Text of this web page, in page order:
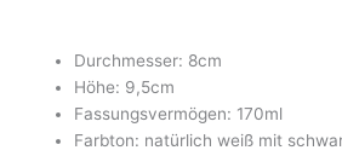
Durchmesser: 8cm
Höhe: 9,5cm
Fassungsvermögen: 170ml
Farbton: natürlich weiß mit